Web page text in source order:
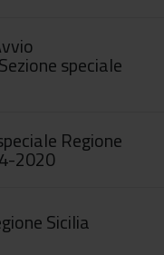
speciale
Regione
2020
Sicilia